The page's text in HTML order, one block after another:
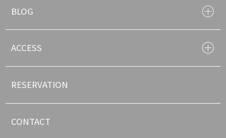
BLOG
ACCESS
RESERVATION
CONTACT